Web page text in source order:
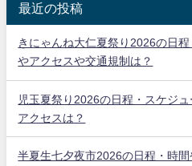
最近の投稿
きにゃんね大仁夏祭り2026の日
やアクセスや交通規制は？
児玉夏祭り2026の日程・スケジ
アクセスは？
半夏生七夕夜市2026の日程・時